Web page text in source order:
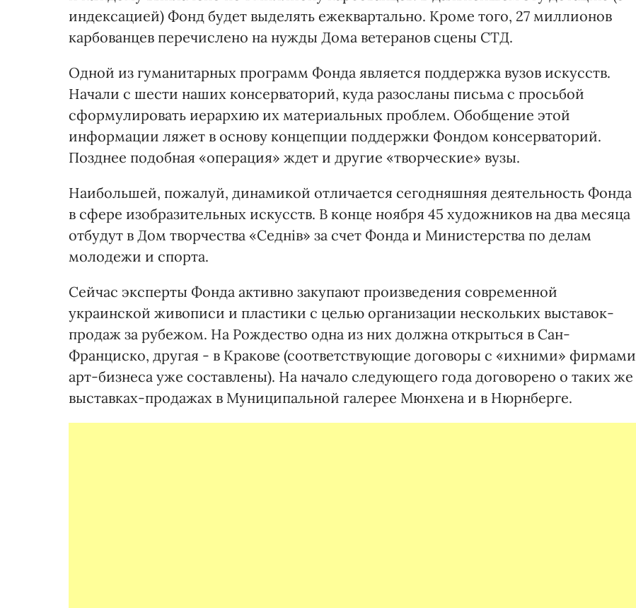
индексацией) Фонд будет выделять ежеквартально. Кроме того, 27 миллионов
карбованцев перечислено на нужды Дома ветеранов сцены СТД.
Одной из гуманитарных программ Фонда является поддержка вузов искусств.
Начали с шести наших консерваторий, куда разосланы письма с просьбой
сформулировать иерархию их материальных проблем. Обобщение этой
информации ляжет в основу концепции поддержки Фондом консерваторий.
Позднее подобная «операция» ждет и другие «творческие» вузы.
Наибольшей, пожалуй, динамикой отличается сегодняшняя деятельность Фонда
в сфере изобразительных искусств. В конце ноября 45 художников на два месяца
отбудут в Дом творчества «Седнів» за счет Фонда и Министерства по делам
молодежи и спорта.
Сейчас эксперты Фонда активно закупают произведения современной
украинской живописи и пластики с целью организации нескольких выставок-
продаж за рубежом. На Рождество одна из них должна открыться в Сан-
Франциско, другая - в Кракове (соответствующие договоры с «ихними» фирмами
арт-бизнеса уже составлены). На начало следующего года договорено о таких же
выставках-продажах в Муниципальной галерее Мюнхена и в Нюрнберге.